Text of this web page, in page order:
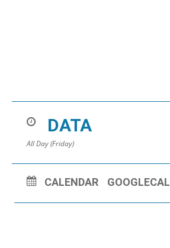
DATA
All Day (Friday)
CALENDAR GOOGLECAL